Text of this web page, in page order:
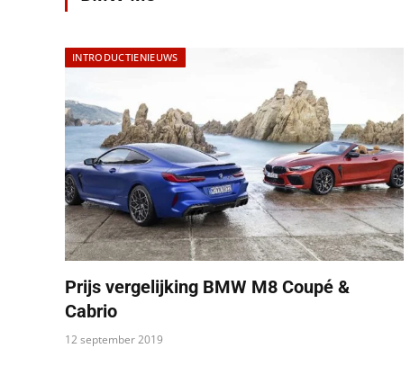
INTRODUCTIENIEUWS
Prijs vergelijking BMW M8 Coupé &
Cabrio
12 september 2019